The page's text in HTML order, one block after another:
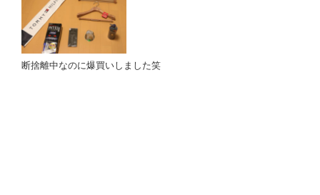
断捨離中なのに爆買いしました笑